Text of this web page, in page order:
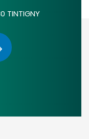
TINTIGNY